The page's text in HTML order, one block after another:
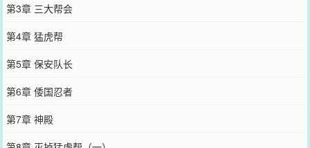
第3章 三大帮会
第4章 猛虎帮
第5章 保安队长
第6章 倭国忍者
第7章 神殿